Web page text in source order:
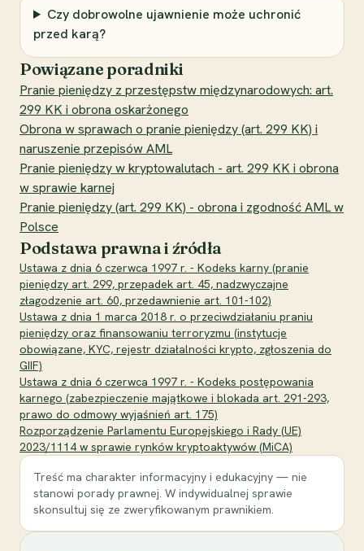
Czy dobrowolne ujawnienie może uchronić
przed karą?
Powiązane poradniki
Pranie pieniędzy z przestępstw międzynarodowych: art.
299 KK i obrona oskarżonego
Obrona w sprawach o pranie pieniędzy (art. 299 KK) i
naruszenie przepisów AML
Pranie pieniędzy w kryptowalutach - art. 299 KK i obrona
w sprawie karnej
Pranie pieniędzy (art. 299 KK) - obrona i zgodność AML w
Polsce
Podstawa prawna i źródła
Ustawa z dnia 6 czerwca 1997 r. - Kodeks karny (pranie
pieniędzy art. 299, przepadek art. 45, nadzwyczajne
złagodzenie art. 60, przedawnienie art. 101-102)
Ustawa z dnia 1 marca 2018 r. o przeciwdziałaniu praniu
pieniędzy oraz finansowaniu terroryzmu (instytucje
obowiązane, KYC, rejestr działalności krypto, zgłoszenia do
GIIF)
Ustawa z dnia 6 czerwca 1997 r. - Kodeks postępowania
karnego (zabezpieczenie majątkowe i blokada art. 291-293,
prawo do odmowy wyjaśnień art. 175)
Rozporządzenie Parlamentu Europejskiego i Rady (UE)
2023/1114 w sprawie rynków kryptoaktywów (MiCA)
Treść ma charakter informacyjny i edukacyjny — nie
stanowi porady prawnej. W indywidualnej sprawie
skonsultuj się ze zweryfikowanym prawnikiem.